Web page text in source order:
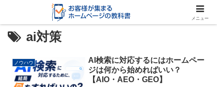
ai対策
ノウハウ
AI検索に対応するにはホームペー
ジは何から始めればいい？
【AIO・AEO・GEO】
メニュー